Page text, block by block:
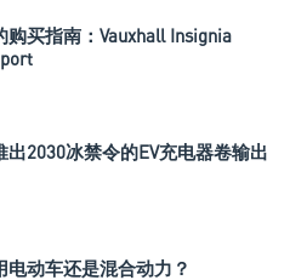
购买指南：Vauxhall Insignia
出2030冰禁令的EV充电器卷输出
电动车还是混合动力？